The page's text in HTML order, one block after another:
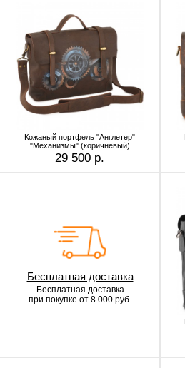
Кожаный портфель "Англетер"
"Механизмы" (коричневый)
29 500 р.
Бесплатная доставка
Бесплатная доставка
при покупке от 8 000 руб.